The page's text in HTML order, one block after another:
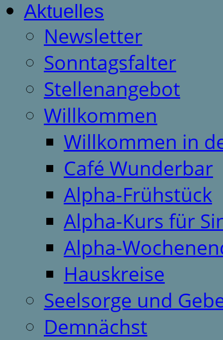
Aktuelles
Newsletter
Sonntagsfalter
Stellenangebot
Willkommen
Willkommen in
Café Wunderbar
Alpha-Frühstück
Alpha-Kurs für
Alpha-
Hauskreise
Seelsorge und
Demnächst